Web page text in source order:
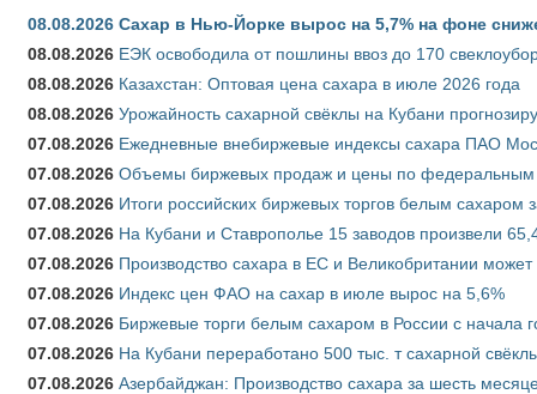
08.08.2026 Сахар в Нью-Йорке вырос на 5,7% на фоне
08.08.2026 ЕЭК освободила от пошлины ввоз до 170
08.08.2026 Казахстан: Оптовая цена сахара в июле 2026 года
08.08.2026 Урожайность сахарной свёклы на Кубани
07.08.2026 Ежедневные внебиржевые индексы сахара ПАО
07.08.2026 Объемы биржевых продаж и цены по федеральным
07.08.2026 Итоги российских биржевых торгов белым сахаром
07.08.2026 На Кубани и Ставрополье 15 заводов произвели
07.08.2026 Производство сахара в ЕС и Великобритании
07.08.2026 Индекс цен ФАО на сахар в июле вырос на 5,6%
07.08.2026 Биржевые торги белым сахаром в России с начала
07.08.2026 На Кубани переработано 500 тыс. т сахарной
07.08.2026 Азербайджан: Производство сахара за шесть